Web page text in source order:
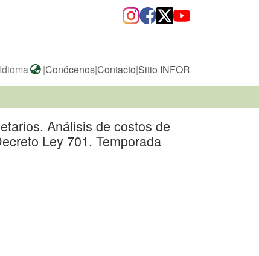
Idioma |Conócenos|Contacto|Sitio INFOR
Análisis de costos de
Ley 701. Temporada